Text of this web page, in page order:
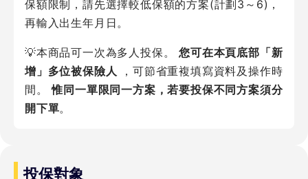
保額限制，請先選擇較低保額的方案(計劃3～6)，
再輸入出生年月日。
💡本商品可一次為多人投保。您可在本頁底部「新
增」多位被保險人 ，可節省重複填寫資料及操作時
間。惟同一單限同一方案，若要投保不同方案須分
開下單。
投保對象